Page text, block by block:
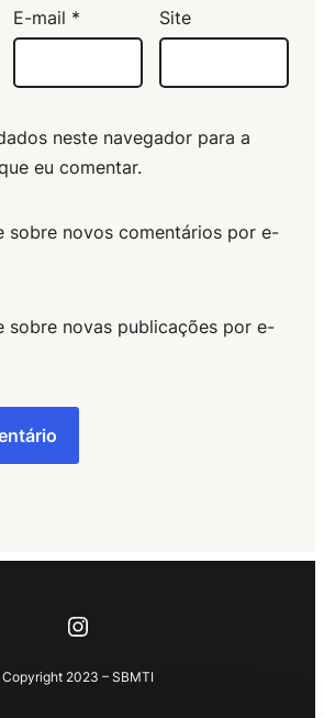
E-mail * Site
neste navegador para a
eu comentar.
sobre novos comentários por e-
sobre novas publicações por e-
Instagram
Copyright 2023 – SBMTI